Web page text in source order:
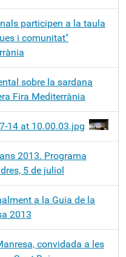
participen a la taula
i comunitat"
sobre la sardana
Fira Mediterrània
14 at 10.00.03.jpg
2013. Programa
5 de juliol
a la Guia de la
2013
convidada a les